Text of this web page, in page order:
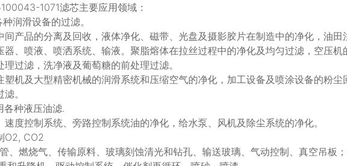
1071滤芯主要应用领域：
润滑设备的过滤。
产品的分离及回收，液体净化、磁带、光盘及摄影胶片在制造中的净化，油
、喷液、喷洒系统、输液。聚脂熔体在拉丝过程中的净化及均匀过滤，空压
过滤，洗净液及葡萄糖的前处理过滤。
机及大型精密机械的润滑系统和压缩空气的净化，加工设备及喷涂设备的粉尘
。
各种液压油滤.
度控制系统、旁路控制系统油的净化，给水泵、风机及除尘系统的净化。
O2, CO2
、燃烧气、传输原料、玻璃刻蚀清光和钻孔、输送玻璃、气动控制、真空吊板